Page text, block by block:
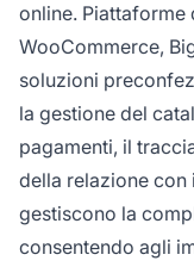
online. Piattaforme
WooCommerce,
soluzioni
la gestione del
pagamenti, il
della relazione con
gestiscono la
consentendo agli